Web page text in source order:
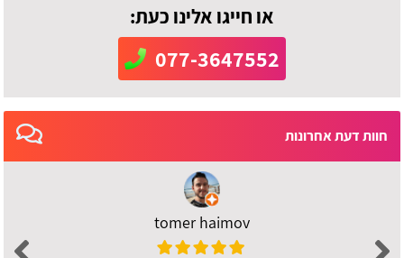
או חייגו אלינו כעת:
077-3647552
חוות דעת אחרונות
tomer haimov